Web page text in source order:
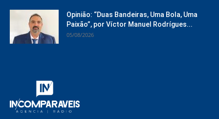
Opinião: “Duas Bandeiras, Uma Bola, Uma
Paixão”, por Víctor Manuel Rodrígues...
05/08/2026